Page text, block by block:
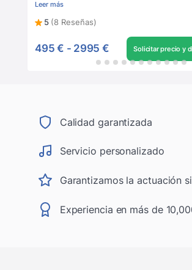
Leer más
5 (8 Reseñas)
495 € - 2995 € Solicitar precio y
Calidad garantizada
Servicio personalizado
Garantizamos la actuación
Experiencia en más de